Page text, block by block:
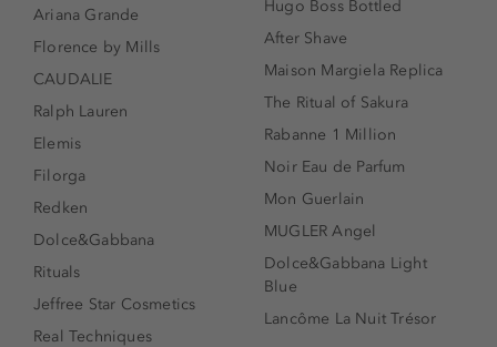
Ariana Grande
Florence by Mills
CAUDALIE
Ralph Lauren
Elemis
Filorga
Redken
Dolce&Gabbana
Rituals
Jeffree Star Cosmetics
Real Techniques
Hugo Boss Bottled
After Shave
Maison Margiela Replica
The Ritual of Sakura
Rabanne 1 Million
Noir Eau de Parfum
Mon Guerlain
MUGLER Angel
Dolce&Gabbana Light
Blue
Lancôme La Nuit Trésor